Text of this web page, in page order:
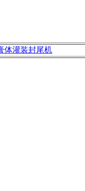
体灌装封尾机